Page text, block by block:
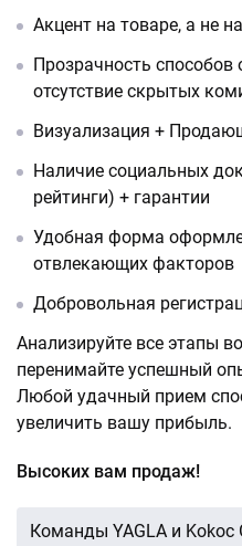
Акцент на товаре, а не
Прозрачность способов
отсутствие скрытых
Визуализация +
Наличие социальных
рейтинги) + гарантии
Удобная форма
отвлекающих факторов
Добровольная
Анализируйте все этапы
перенимайте успешный
Любой удачный прием
увеличить вашу прибыль.
Высоких вам продаж!
Команды YAGLA и Kokoc